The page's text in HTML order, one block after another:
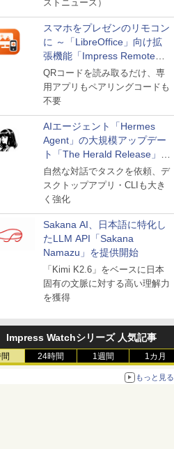
ストニュース）
スマホをプレゼンのリモコン
に ～「LibreOffice」向け拡
張機能「Impress Remote」
が公開
QRコードを読み取るだけ、専
用アプリもペアリングコードも
不要
AIエージェント「Hermes
Agent」の大規模アップデー
ト「The Herald Release」が
公開
自然な対話でタスクを依頼、デ
スクトップアプリ・CLIも大き
く強化
Sakana AI、日本語に特化し
たLLM API「Sakana
Namazu」を提供開始
「Kimi K2.6」をベースに日本
固有の文脈に対する高い理解力
を獲得
Impress Watchシリーズ 人気記事
24時間 1週間 1カ月
もっと見る